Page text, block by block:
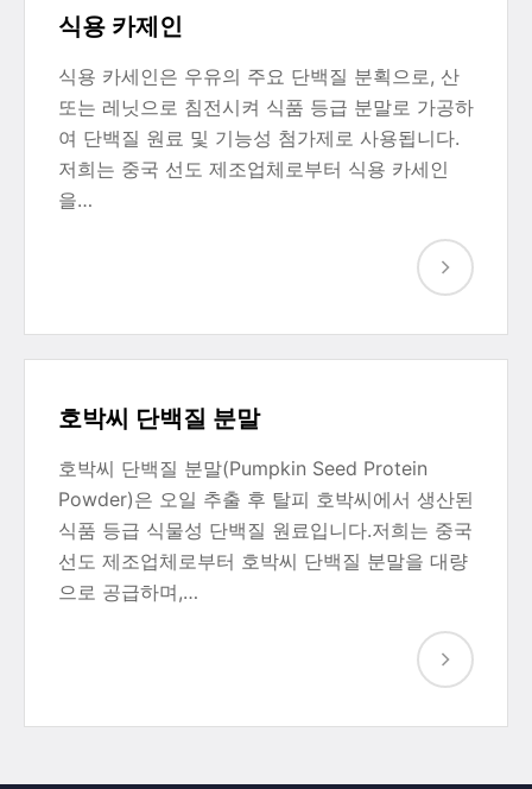
식용 카제인
식용 카세인은 우유의 주요 단백질 분획으로, 산
또는 레닛으로 침전시켜 식품 등급 분말로 가공하
여 단백질 원료 및 기능성 첨가제로 사용됩니다.
저희는 중국 선도 제조업체로부터 식용 카세인
을…
호박씨 단백질 분말
호박씨 단백질 분말(Pumpkin Seed Protein
Powder)은 오일 추출 후 탈피 호박씨에서 생산된
식품 등급 식물성 단백질 원료입니다.저희는 중국
선도 제조업체로부터 호박씨 단백질 분말을 대량
으로 공급하며,…